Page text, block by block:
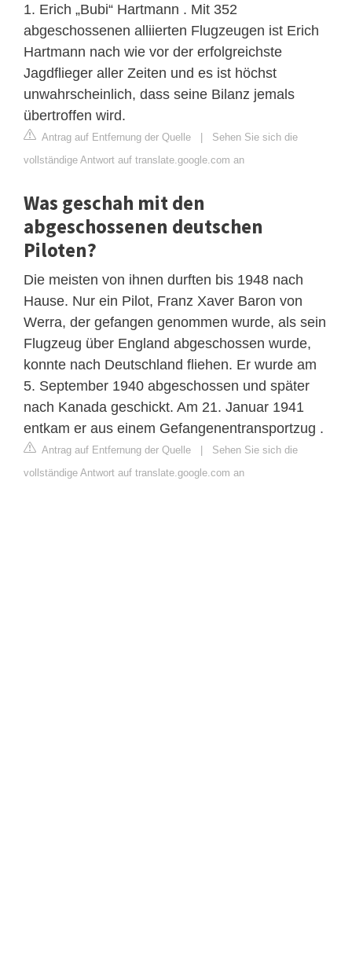
1. Erich „Bubi“ Hartmann . Mit 352
abgeschossenen alliierten Flugzeugen ist Erich
Hartmann nach wie vor der erfolgreichste
Jagdflieger aller Zeiten und es ist höchst
unwahrscheinlich, dass seine Bilanz jemals
übertroffen wird.
Antrag auf Entfernung der Quelle | Sehen Sie sich die
vollständige Antwort auf translate.google.com an
Was geschah mit den
abgeschossenen deutschen
Piloten?
Die meisten von ihnen durften bis 1948 nach
Hause. Nur ein Pilot, Franz Xaver Baron von
Werra, der gefangen genommen wurde, als sein
Flugzeug über England abgeschossen wurde,
konnte nach Deutschland fliehen. Er wurde am
5. September 1940 abgeschossen und später
nach Kanada geschickt. Am 21. Januar 1941
entkam er aus einem Gefangenentransportzug .
Antrag auf Entfernung der Quelle | Sehen Sie sich die
vollständige Antwort auf translate.google.com an